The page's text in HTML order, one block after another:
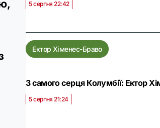
5 серпня 22:42
Ектор Хіменес-Браво
З самого серця Колумбії: Ектор
5 серпня 21:24